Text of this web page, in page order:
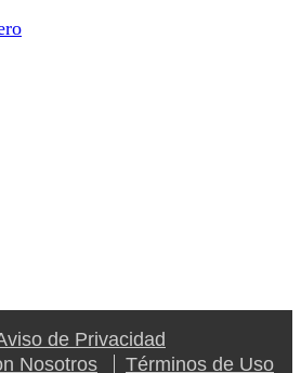
de Privacidad
Nosotros
Términos de Uso